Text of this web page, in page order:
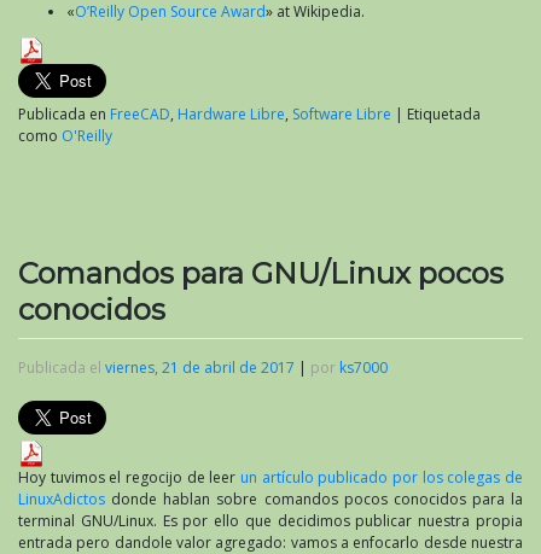
«O’Reilly Open Source Award» at Wikipedia.
Publicada en FreeCAD, Hardware Libre, Software Libre
Etiquetada
como O'Reilly
Comandos para GNU/Linux pocos
conocidos
Publicada el viernes, 21 de abril de 2017 | por ks7000
Hoy tuvimos el regocijo de leer un artículo publicado por los colegas de
LinuxAdictos donde hablan sobre comandos pocos conocidos para la
terminal GNU/Linux. Es por ello que decidimos publicar nuestra propia
entrada pero dandole valor agregado: vamos a enfocarlo desde nuestra